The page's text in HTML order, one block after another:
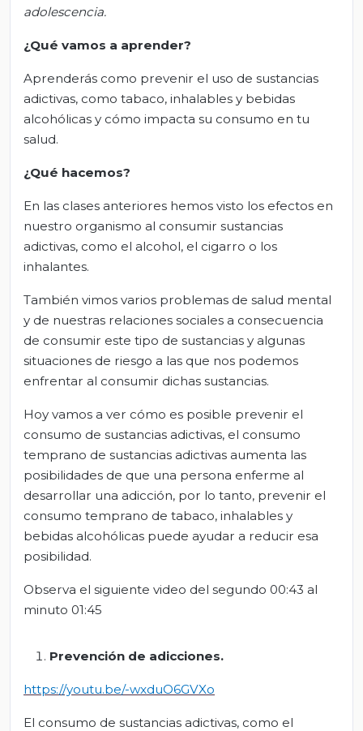
adolescencia.
¿Qué vamos a aprender?
Aprenderás como prevenir el uso de sustancias
adictivas, como tabaco, inhalables y bebidas
alcohólicas y cómo impacta su consumo en tu
salud.
¿Qué hacemos?
En las clases anteriores hemos visto los efectos en
nuestro organismo al consumir sustancias
adictivas, como el alcohol, el cigarro o los
inhalantes.
También vimos varios problemas de salud mental
y de nuestras relaciones sociales a consecuencia
de consumir este tipo de sustancias y algunas
situaciones de riesgo a las que nos podemos
enfrentar al consumir dichas sustancias.
Hoy vamos a ver cómo es posible prevenir el
consumo de sustancias adictivas, el consumo
temprano de sustancias adictivas aumenta las
posibilidades de que una persona enferme al
desarrollar una adicción, por lo tanto, prevenir el
consumo temprano de tabaco, inhalables y
bebidas alcohólicas puede ayudar a reducir esa
posibilidad.
Observa el siguiente video del segundo 00:43 al
minuto 01:45
Prevención de adicciones.
https://youtu.be/-wxduO6GVXo
El consumo de sustancias adictivas, como el